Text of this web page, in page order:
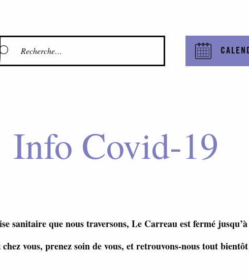
Info Covid-19
sanitaire que nous traversons, Le Carreau est fermé
chez vous, prenez soin de vous, et retrouvons-nous tout